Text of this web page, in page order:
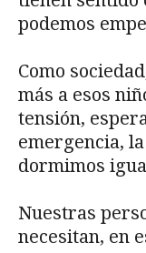
podemos
Como
más a esos
tensión,
emergencia,
dormimos
Nuestras
necesitan, en